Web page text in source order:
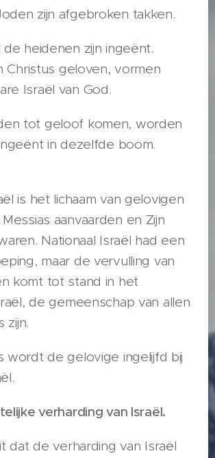
zijn afgebroken takken.
heidenen zijn ingeënt.
Christus geloven, vormen
Israël van God.
tot geloof komen, worden
in dezelfde boom.
is het lichaam van gelovigen
aanvaarden en Zijn
Nationaal Israël had een
maar de vervulling van
komt tot stand in het
de gemeenschap van allen
zijn.
wordt de gelovige ingelijfd bij
verharding van Israël.
dat de verharding van Israël